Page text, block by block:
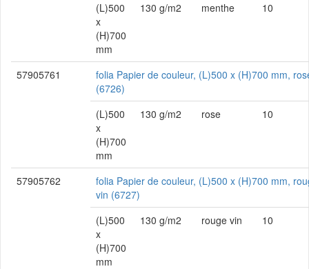
(L)500
x
(H)700
mm
130 g/m2 menthe 10
57905761
folia Papier de couleur, (L)500 x (H)700 mm,
(6726)
(L)500
x
(H)700
mm
130 g/m2 rose 10
57905762
folia Papier de couleur, (L)500 x (H)700 mm,
vin (6727)
(L)500
x
(H)700
mm
130 g/m2 rouge vin 10